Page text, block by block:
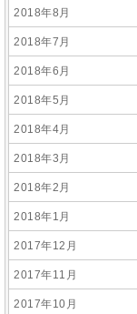
2018年8月
2018年7月
2018年6月
2018年5月
2018年4月
2018年3月
2018年2月
2018年1月
2017年12月
2017年11月
2017年10月